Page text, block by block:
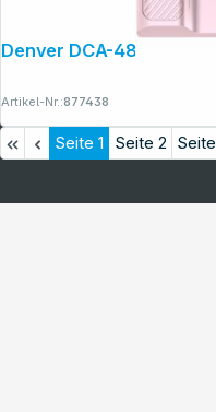
Denver DCA-4818 rosa
Artikel-Nr.:877438
Seite 1 Seite 2 Seite